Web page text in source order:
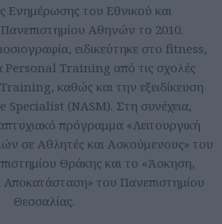
του Εθνικού και
Αθηνών το 2010.
ειδικεύτηκε στο fitness,
Personal Training από τις σχολές
καθώς και την εξειδίκευση
(NASM). Στη συνέχεια,
πρόγραμμα «Λειτουργική
σε Αθλητές και Ασκούμενους» του
Θράκης και το «Άσκηση,
Αποκατάσταση» του Πανεπιστημίου
Θεσσαλίας.